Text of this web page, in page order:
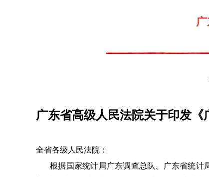
广东省高级人民法院关于印发
全省各级人民法院：
根据国家统计局广东调查总队、广东省统计